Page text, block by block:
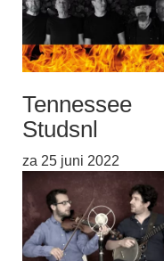
Tennessee
Studsnl
za 25 juni 2022